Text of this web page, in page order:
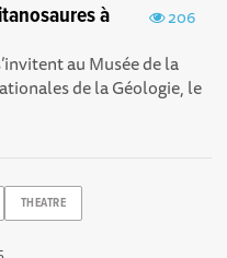
206
à
au Musée de la
de la Géologie, le
THEATRE